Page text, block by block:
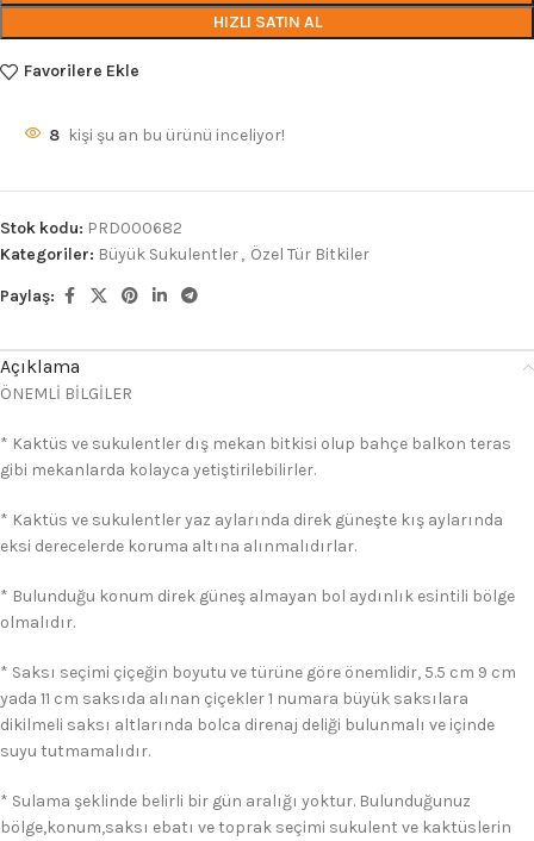
HIZLI SATIN AL
Favorilere Ekle
8 kişi şu an bu ürünü inceliyor!
Stok kodu: PRD000682
Kategoriler: Büyük Sukulentler, Özel Tür Bitkiler
Paylaş:
Açıklama
ÖNEMLİ BİLGİLER
* Kaktüs ve sukulentler dış mekan bitkisi olup bahçe balkon teras
gibi mekanlarda kolayca yetiştirilebilirler.
* Kaktüs ve sukulentler yaz aylarında direk güneşte kış aylarında
eksi derecelerde koruma altına alınmalıdırlar.
* Bulunduğu konum direk güneş almayan bol aydınlık esintili bölge
olmalıdır.
* Saksı seçimi çiçeğin boyutu ve türüne göre önemlidir, 5.5 cm 9 cm
yada 11 cm saksıda alınan çiçekler 1 numara büyük saksılara
dikilmeli saksı altlarında bolca direnaj deliği bulunmalı ve içinde
suyu tutmamalıdır.
* Sulama şeklinde belirli bir gün aralığı yoktur. Bulunduğunuz
bölge,konum,saksı ebatı ve toprak seçimi sukulent ve kaktüslerin